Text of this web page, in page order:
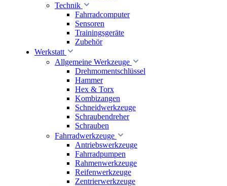
Technik
Fahrradcomputer
Sensoren
Trainingsgeräte
Zubehör
Werkstatt
Allgemeine Werkzeuge
Drehmomentschlüssel
Hammer
Hex & Torx
Kombizangen
Schneidwerkzeuge
Schraubendreher
Schrauben
Fahrradwerkzeuge
Antriebswerkzeuge
Fahrradpumpen
Rahmenwerkzeuge
Reifenwerkzeuge
Zentrierwerkzeuge